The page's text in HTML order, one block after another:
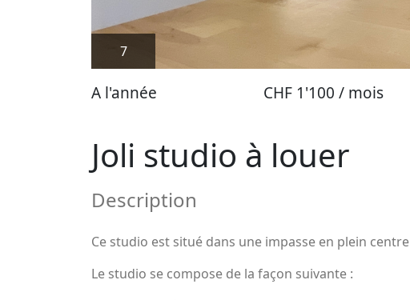
7
A l'année CHF 1'100 / mois
Joli studio à louer
Description
Ce studio est situé dans une impasse en plein
Le studio se compose de la façon suivante :